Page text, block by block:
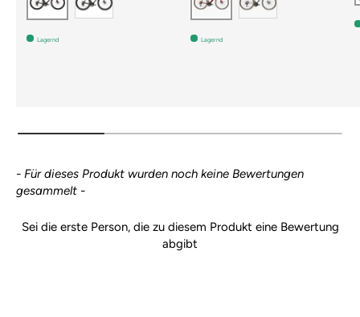
Lagernd Lagernd
- Für dieses Produkt wurden noch keine Bewertungen
gesammelt -
Sei die erste Person, die zu diesem Produkt eine Bewertung
abgibt
New content loaded